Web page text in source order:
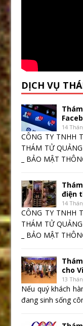
DỊCH VỤ
14
CÔNG TY TNHH
THÁM TỬ
_ BẢO MẬT
điện
14
CÔNG TY TNHH
THÁM TỬ
_ BẢO MẬT
cho
13
Nếu quý khách
đang sinh sống